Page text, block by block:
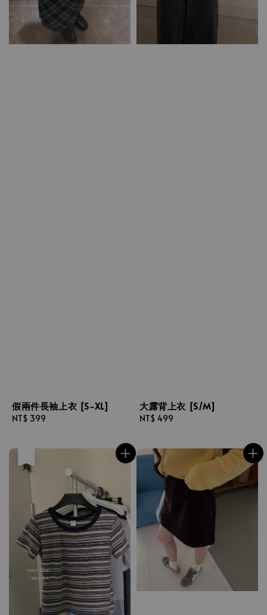
假兩件長袖上衣 [S-XL]
Regular
NT$ 399
大露背上衣 [S/M]
Regular
NT$ 499